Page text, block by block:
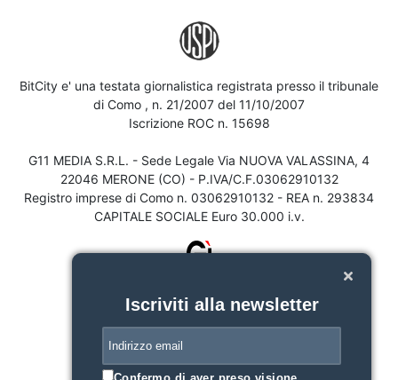
BitCity e' una testata giornalistica registrata presso il tribunale
di Como , n. 21/2007 del 11/10/2007
Iscrizione ROC n. 15698
G11 MEDIA S.R.L. - Sede Legale Via NUOVA VALASSINA, 4
22046 MERONE (CO) - P.IVA/C.F.03062910132
Registro imprese di Como n. 03062910132 - REA n. 293834
CAPITALE SOCIALE Euro 30.000 i.v.
Iscriviti alla newsletter